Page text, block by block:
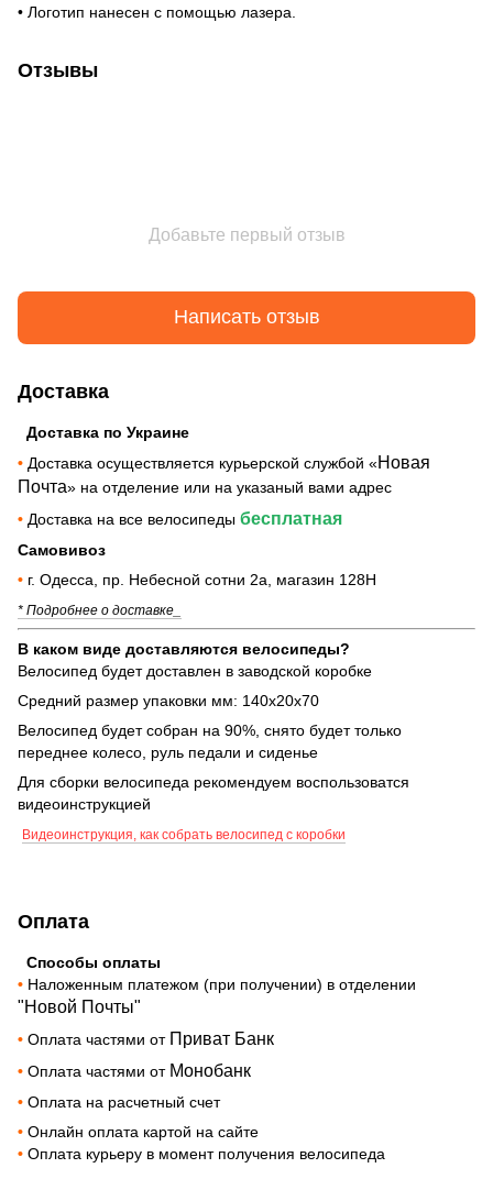
• Логотип нанесен с помощью лазера.
Отзывы
Добавьте первый отзыв
Написать отзыв
Доставка
Доставка по Украине
• Доставка осуществляется курьерской службой «Новая
Почта» на отделение или на указаный вами адрес
• Доставка на все велосипеды бесплатная
Самовивоз
• г. Одесса, пр. Небесной сотни 2а, магазин 128Н
* Подробнее о доставке_
В каком виде доставляются велосипеды?
Велосипед будет доставлен в заводской коробке
Средний размер упаковки мм: 140х20х70
Велосипед будет собран на 90%, снято будет только
переднее колесо, руль педали и сиденье
Для сборки велосипеда рекомендуем воспользоватся
видеоинструкцией
Видеоинструкция, как собрать велосипед с коробки
Оплата
Способы оплаты
• Наложенным платежом (при получении) в отделении
"Новой Почты"
• Оплата частями от Приват Банк
• Оплата частями от Монобанк
• Оплата на расчетный счет
• Онлайн оплата картой на сайте
• Оплата курьеру в момент получения велосипеда